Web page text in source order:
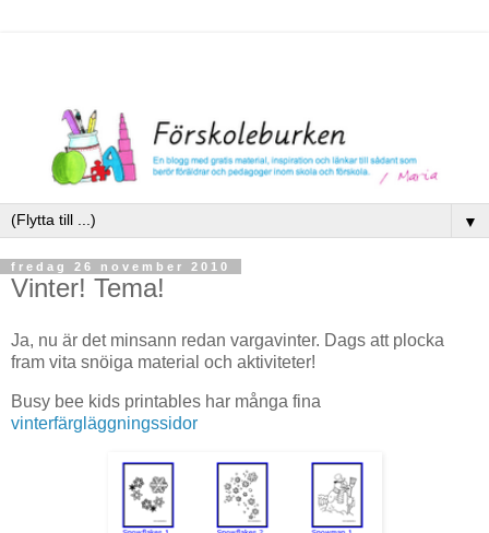
▼
fredag 26 november 2010
Vinter! Tema!
Ja, nu är det minsann redan vargavinter. Dags att plocka
fram vita snöiga material och aktiviteter!
Busy bee kids printables har många fina
vinterfärgläggningssidor